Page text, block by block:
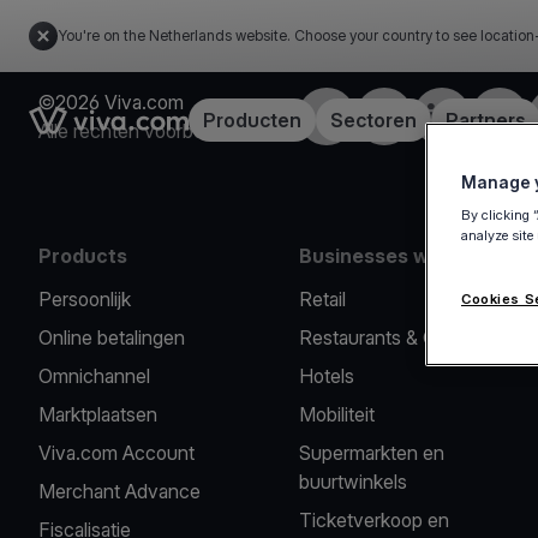
You're on the Netherlands website. Choose your country to see
Link to the homepageProducten Sectoren Partners
©2026 Viva.com
Alle rechten voorbehouden
FacebookTwitterLinkedIn
Products
Persoonlijk
Online betalingen
Omnichannel
Marktplaatsen
Viva.com Account
Merchant Advance
Fiscalisatie
Businesses we serve
Retail
Restaurants & Cafés
Hotels
Mobiliteit
Supermarkten en
buurtwinkels
Ticketverkoop en
Manage
By clicking
analyze
Cookies